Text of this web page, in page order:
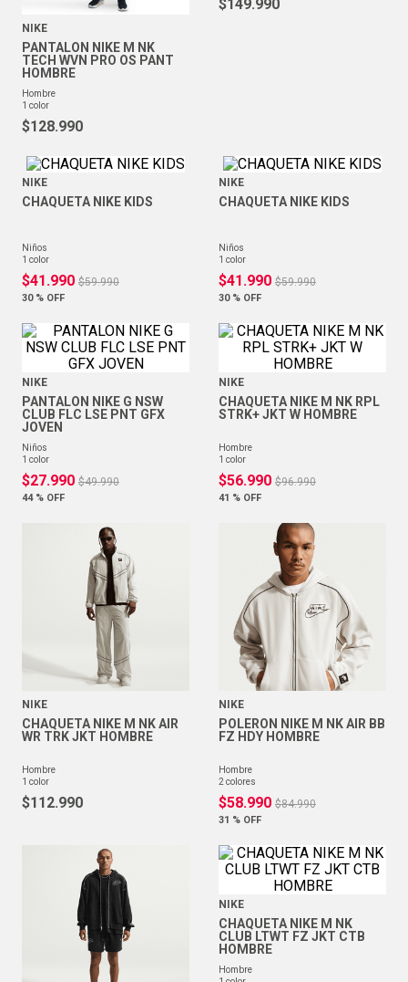
NIKE
PANTALON NIKE M NK
TECH WVN PRO OS PANT
HOMBRE
hombre
1 color
$128.990
$149.990
NIKE
CHAQUETA NIKE KIDS
niños
1 color
$41 .990 $59.990
30 % OFF
NIKE
CHAQUETA NIKE KIDS
niños
1 color
$41 .990 $59.990
30 % OFF
NIKE
PANTALON NIKE G NSW
CLUB FLC LSE PNT GFX
JOVEN
niños
1 color
$27.990 $49.990
44 % OFF
NIKE
CHAQUETA NIKE M NK RPL
STRK+ JKT W HOMBRE
hombre
1 color
$56.990 $96.990
41 % OFF
NIKE
CHAQUETA NIKE M NK AIR
WR TRK JKT HOMBRE
hombre
1 color
$112.990
NIKE
POLERON NIKE M NK AIR BB
FZ HDY HOMBRE
hombre
2 colores
$58.990 $84.990
31 % OFF
NIKE
CHAQUETA NIKE M NK
CLUB LTWT FZ JKT CTB
HOMBRE
hombre